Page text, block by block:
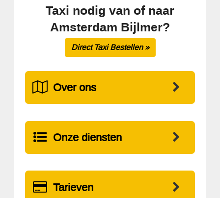
Taxi nodig van of naar
Amsterdam Bijlmer?
Direct Taxi Bestellen »
Over ons
Onze diensten
Tarieven